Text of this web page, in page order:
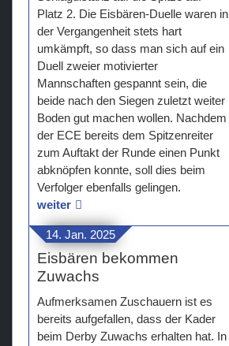
Platz 2. Die Eisbären-Duelle waren in
der Vergangenheit stets hart
umkämpft, so dass man sich auf ein
Duell zweier motivierter
Mannschaften gespannt sein, die
beide nach den Siegen zuletzt weiter
Boden gut machen wollen. Nachdem
der ECE bereits dem Spitzenreiter
zum Auftakt der Runde einen Punkt
abknöpfen konnte, soll dies beim
Verfolger ebenfalls gelingen.
weiter
14. Jan. 2025
Eisbären bekommen
Zuwachs
Aufmerksamen Zuschauern ist es
bereits aufgefallen, dass der Kader
beim Derby Zuwachs erhalten hat. In